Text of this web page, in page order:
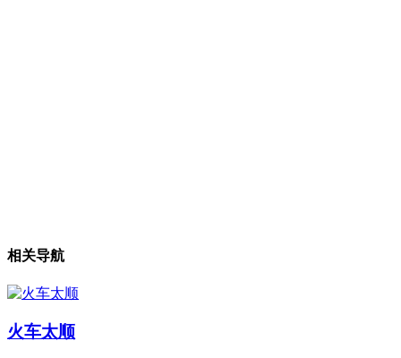
相关导航
火车太顺